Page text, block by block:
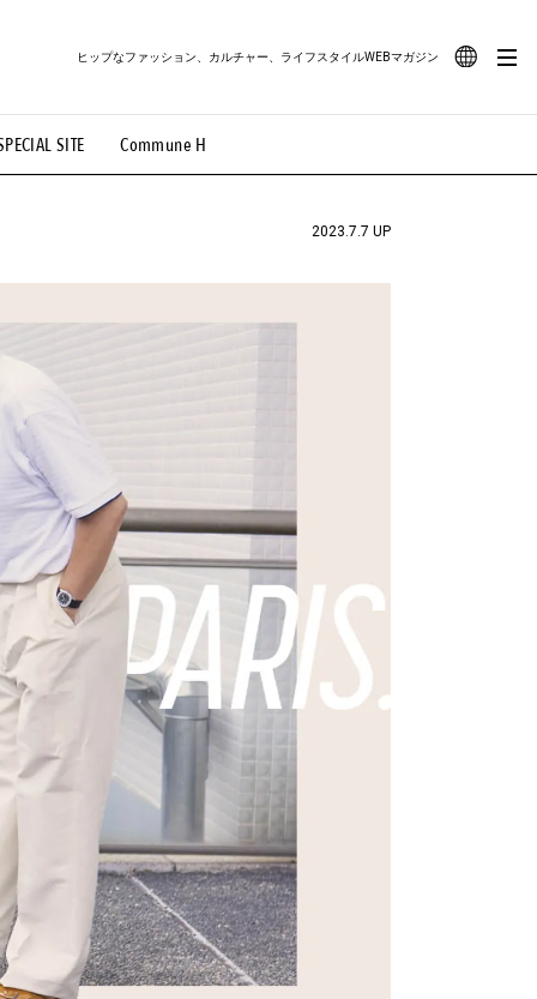
SITE Commune H
ヒップなファッション、カルチャー、ライフスタイルWEBマガジン
地裏てぃーん。 #MONTHLY JOURNAL
#LIFESTYLE #SNEAKER #OUTDOOR
2023.7.7 UP